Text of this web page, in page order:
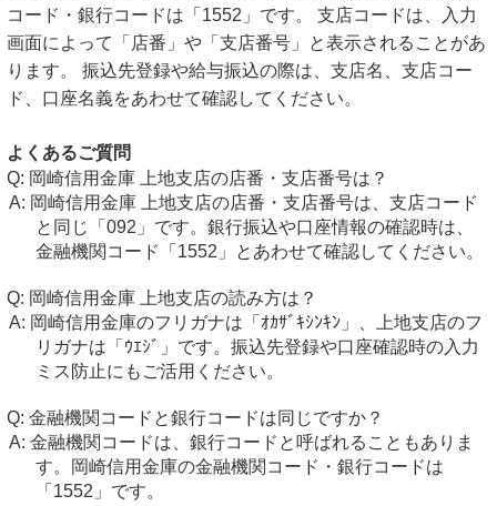
コード・銀行コードは「1552」です。 支店コードは、入力
画面によって「店番」や「支店番号」と表示されることがあ
ります。 振込先登録や給与振込の際は、支店名、支店コー
ド、口座名義をあわせて確認してください。
よくあるご質問
岡崎信用金庫 上地支店の店番・支店番号は？
岡崎信用金庫 上地支店の店番・支店番号は、支店コード
と同じ「092」です。銀行振込や口座情報の確認時は、
金融機関コード「1552」とあわせて確認してください。
岡崎信用金庫 上地支店の読み方は？
岡崎信用金庫のフリガナは「ｵｶｻﾞｷｼﾝｷﾝ」、上地支店のフ
リガナは「ｳｴｼﾞ」です。振込先登録や口座確認時の入力
ミス防止にもご活用ください。
金融機関コードと銀行コードは同じですか？
金融機関コードは、銀行コードと呼ばれることもありま
す。岡崎信用金庫の金融機関コード・銀行コードは
「1552」です。